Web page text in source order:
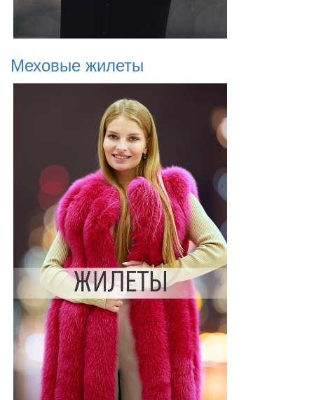
Меховые жилеты